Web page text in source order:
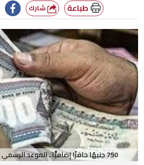
طباعة
750 جنيهًا حافزًا إضافيًّا.. الموعد الرسمي لتطبيق العلاوة ال